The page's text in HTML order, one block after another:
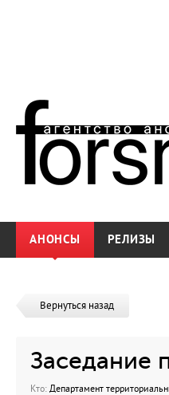
АНОНСЫ РЕЛИЗЫ
Вернуться назад
Заседание
Кто: Департамент